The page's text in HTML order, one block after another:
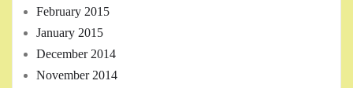
February 2015
January 2015
December 2014
November 2014